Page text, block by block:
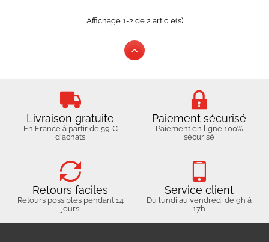
Affichage 1-2 de 2 article(s)
Livraison gratuite
En France à partir de 59 €
d'achats
Paiement sécurisé
Paiement en ligne 100%
sécurisé
Retours faciles
Retours possibles pendant 14
jours
Service client
Du lundi au vendredi de 9h à
17h